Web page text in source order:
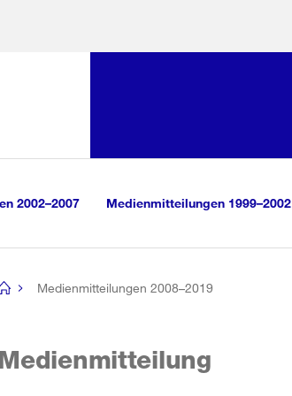
2002–2007 Medienmitteilungen 1999–2002
Medienmitteilungen 2008–2019